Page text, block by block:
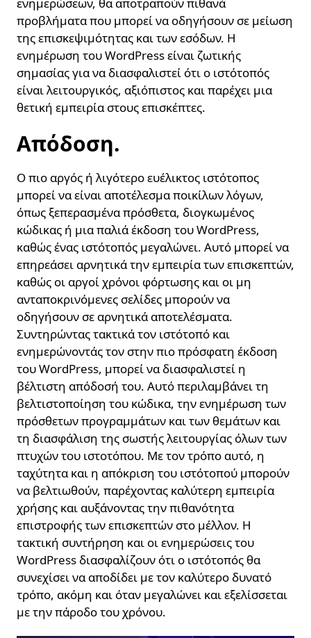
προβλήματα που μπορεί να οδηγήσουν σε μείωση
της επισκεψιμότητας και των εσόδων. Η
ενημέρωση του WordPress είναι ζωτικής
σημασίας για να διασφαλιστεί ότι ο ιστότοπός
είναι λειτουργικός, αξιόπιστος και παρέχει μια
θετική εμπειρία στους επισκέπτες.
Απόδοση.
Ο πιο αργός ή λιγότερο ευέλικτος ιστότοπος
μπορεί να είναι αποτέλεσμα ποικίλων λόγων,
όπως ξεπερασμένα πρόσθετα, διογκωμένος
κώδικας ή μια παλιά έκδοση του WordPress,
καθώς ένας ιστότοπός μεγαλώνει. Αυτό μπορεί να
επηρεάσει αρνητικά την εμπειρία των επισκεπτών,
καθώς οι αργοί χρόνοι φόρτωσης και οι μη
ανταποκρινόμενες σελίδες μπορούν να
οδηγήσουν σε αρνητικά αποτελέσματα.
Συντηρώντας τακτικά τον ιστότοπό και
ενημερώνοντάς τον στην πιο πρόσφατη έκδοση
του WordPress, μπορεί να διασφαλιστεί η
βέλτιστη απόδοσή του. Αυτό περιλαμβάνει τη
βελτιστοποίηση του κώδικα, την ενημέρωση των
πρόσθετων προγραμμάτων και των θεμάτων και
τη διασφάλιση της σωστής λειτουργίας όλων των
πτυχών του ιστοτόπου. Με τον τρόπο αυτό, η
ταχύτητα και η απόκριση του ιστότοπού μπορούν
να βελτιωθούν, παρέχοντας καλύτερη εμπειρία
χρήσης και αυξάνοντας την πιθανότητα
επιστροφής των επισκεπτών στο μέλλον. Η
τακτική συντήρηση και οι ενημερώσεις του
WordPress διασφαλίζουν ότι ο ιστότοπός θα
συνεχίσει να αποδίδει με τον καλύτερο δυνατό
τρόπο, ακόμη και όταν μεγαλώνει και εξελίσσεται
με την πάροδο του χρόνου.